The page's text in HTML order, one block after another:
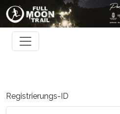
Registrierungs-ID